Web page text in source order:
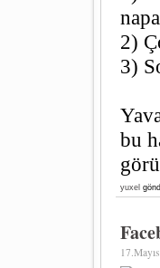
2)
3)
bu
yuxel